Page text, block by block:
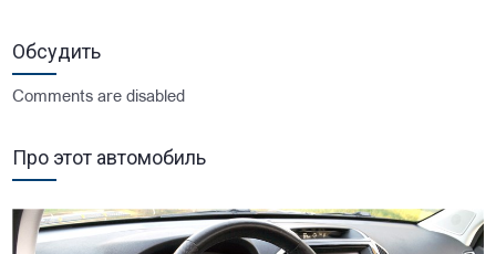
Обсудить
Comments are disabled
Про этот автомобиль